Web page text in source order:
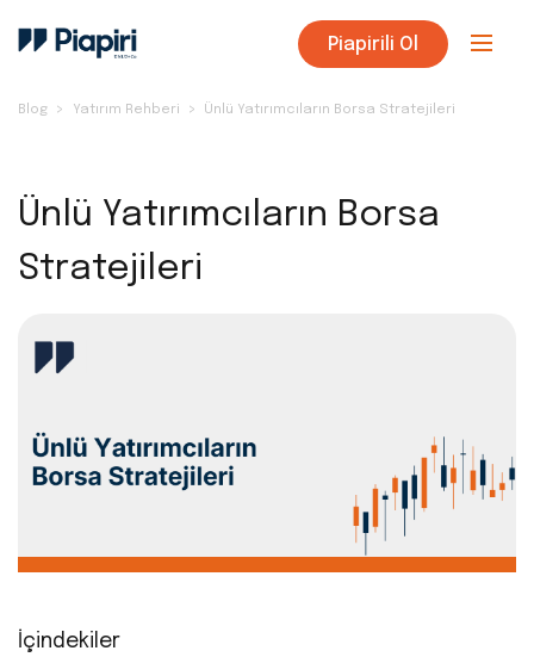
Piapirili Ol
Blog Yatırım Rehberi Ünlü Yatırımcıların Borsa Stratejileri
Ünlü Yatırımcıların Borsa
Stratejileri
İçindekiler